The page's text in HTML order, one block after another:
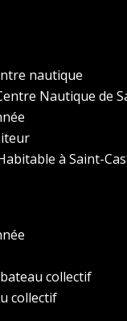
nautique
Nautique de
à Saint-
collectif
collectif